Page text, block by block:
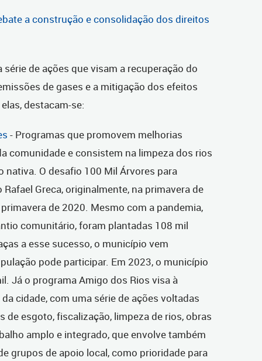
a construção e consolidação dos direitos
de ações que visam a recuperação do
de gases e a mitigação dos efeitos
destacam-se:
- Programas que promovem melhorias
comunidade e consistem na limpeza dos rios
nativa. O desafio 100 Mil Árvores para
Greca, originalmente, na primavera de
de 2020. Mesmo com a pandemia,
comunitário, foram plantadas 108 mil
a esse sucesso, o município vem
pode participar. Em 2023, o município
Já o programa Amigo dos Rios visa à
cidade, com uma série de ações voltadas
de esgoto, fiscalização, limpeza de rios, obras
amplo e integrado, que envolve também
grupos de apoio local, como prioridade para